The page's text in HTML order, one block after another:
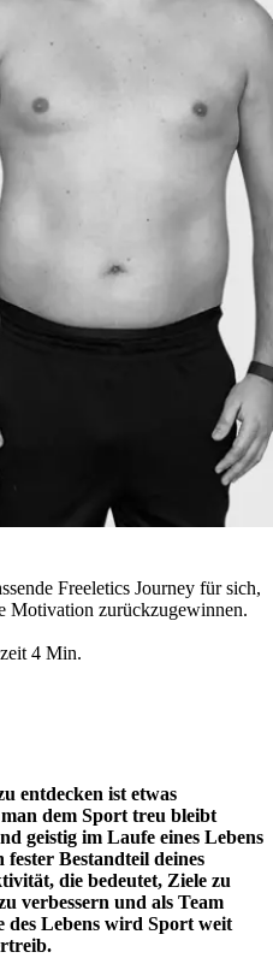
Freeletics Journey für sich,
Motivation zurückzugewinnen.
4 Min.
entdecken ist etwas
dem Sport treu bleibt
geistig im Laufe eines Lebens
Bestandteil deines
die bedeutet, Ziele zu
verbessern und als Team
des Lebens wird Sport weit